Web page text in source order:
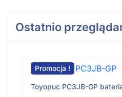
Ostatnio
Promocja !
Toyopuc PC3JB-GP